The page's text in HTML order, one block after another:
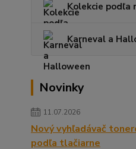
Kolekcie podľa
Karneval a
Novinky
11.07.2026
Nový vyhľadávač
podľa tlačiarne